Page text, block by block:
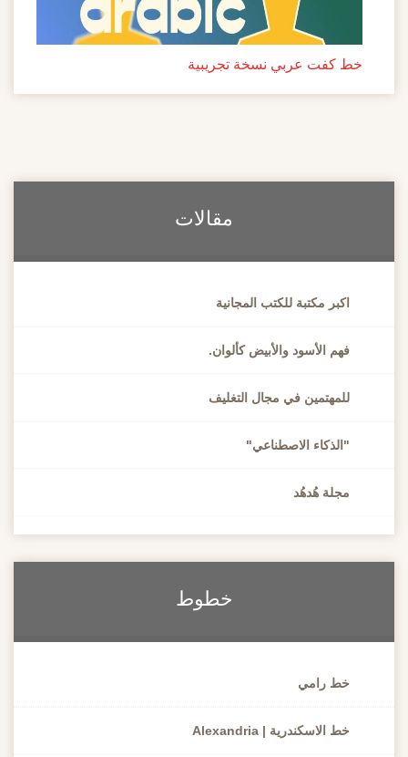
خط كفت عربي نسخة تجريبية
مقالات
اكبر مكتبة للكتب المجانية
فهم الأسود والأبيض كألوان.
للمهتمين في مجال التغليف
"الذكاء الاصطناعي"
مجلة هُدهُد
خطوط
خط رامي
خط الاسكندرية | Alexandria